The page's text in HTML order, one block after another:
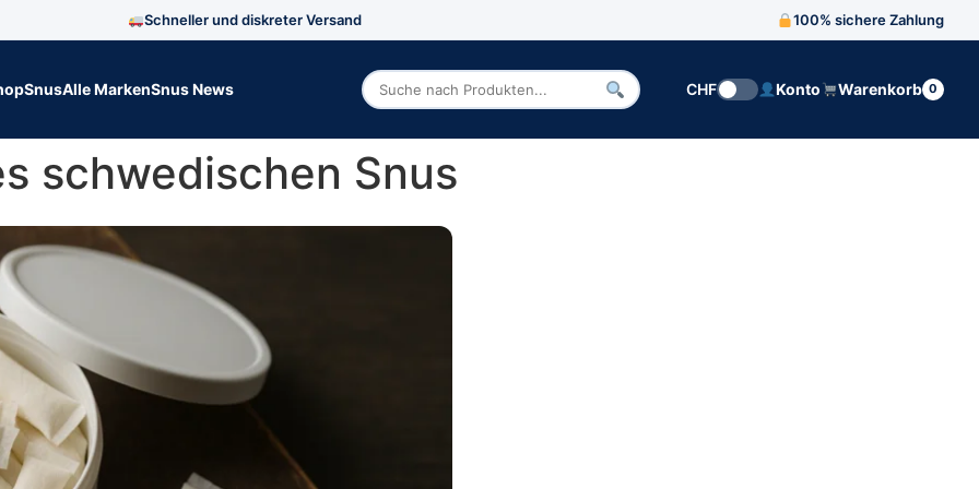
Schneller und diskreter Versand 100% sichere Zahlung
SnusAlle MarkenSnus News Zoek producten CHF Konto Warenkorb 0
schwedischen Snus